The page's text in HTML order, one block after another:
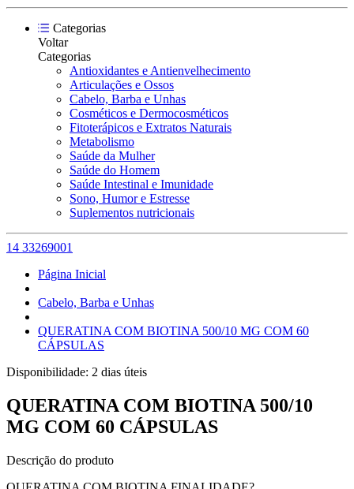
Categorias
Voltar
Categorias
Antioxidantes e Antienvelhecimento
Articulações e Ossos
Cabelo, Barba e Unhas
Cosméticos e Dermocosméticos
Fitoterápicos e Extratos Naturais
Metabolismo
Saúde da Mulher
Saúde do Homem
Saúde Intestinal e Imunidade
Sono, Humor e Estresse
Suplementos nutricionais
14 33269001
Página Inicial
Cabelo, Barba e Unhas
QUERATINA COM BIOTINA 500/10 MG COM 60
CÁPSULAS
Disponibilidade: 2 dias úteis
QUERATINA COM BIOTINA 500/10
MG COM 60 CÁPSULAS
Descrição do produto